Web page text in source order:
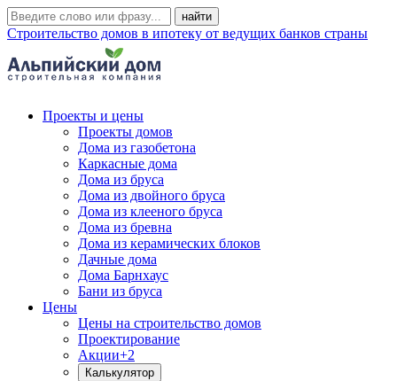
Строительство домов в ипотеку от ведущих банков страны
Проекты и цены
Проекты домов
Дома из газобетона
Каркасные дома
Дома из бруса
Дома из двойного бруса
Дома из клееного бруса
Дома из бревна
Дома из керамических блоков
Дачные дома
Дома Барнхаус
Бани из бруса
Цены
Цены на строительство домов
Проектирование
Акции+2
Калькулятор